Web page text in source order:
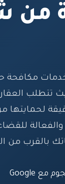
من
خدمات
تتطلب
والفعالة
بالقرب من